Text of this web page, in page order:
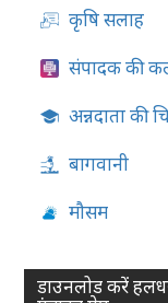
कृषि सलाह
संपादक की
अन्नदाता की
बागवानी
मौसम
डाउनलोड करें